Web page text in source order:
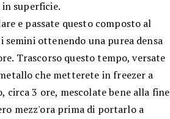
superficie.
e passate questo composto al
semini ottenendo una purea densa
Trascorso questo tempo, versate
che metterete in freezer a
3 ore, mescolate bene alla fine
mezz'ora prima di portarlo a